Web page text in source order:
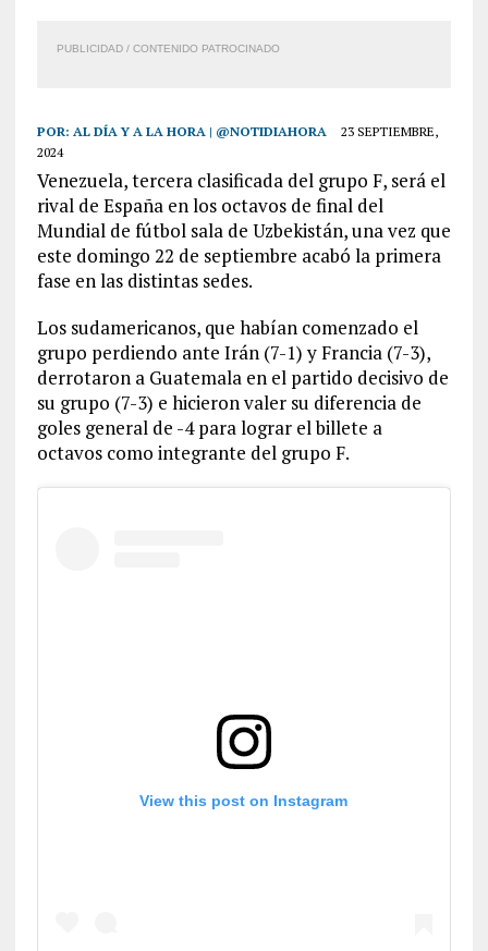
PUBLICIDAD / CONTENIDO PATROCINADO
POR: AL DÍA Y A LA HORA | @NOTIDIAHORA
23 SEPTIEMBRE,
2024
Venezuela, tercera clasificada del grupo F, será el
rival de España en los octavos de final del
Mundial de fútbol sala de Uzbekistán, una vez que
este domingo 22 de septiembre acabó la primera
fase en las distintas sedes.
Los sudamericanos, que habían comenzado el
grupo perdiendo ante Irán (7-1) y Francia (7-3),
derrotaron a Guatemala en el partido decisivo de
su grupo (7-3) e hicieron valer su diferencia de
goles general de -4 para lograr el billete a
octavos como integrante del grupo F.
View this post on Instagram